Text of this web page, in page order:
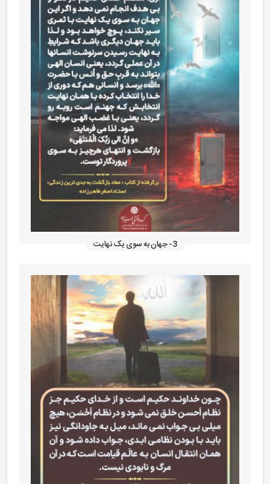
3- جهان به سوی یک نهایت